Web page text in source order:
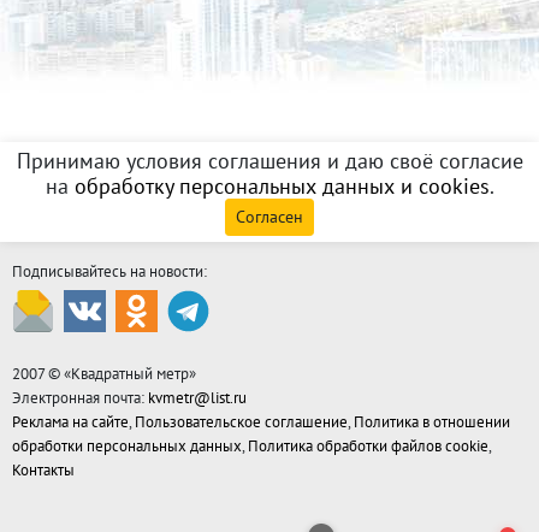
Принимаю условия соглашения и даю своё согласие
на обработку персональных данных и cookies.
Согласен
Подписывайтесь на новости:
2007 © «Квадратный метр»
Электронная почта: kvmetr@list.ru
Реклама на сайте, Пользовательское соглашение, Политика в отношении
обработки персональных данных, Политика обработки файлов cookie,
Контакты